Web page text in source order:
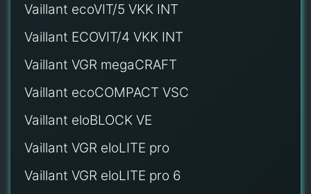
Vaillant ecoVIT/5 VKK INT
Vaillant ECOVIT/4 VKK INT
Vaillant VGR megaCRAFT
Vaillant ecoCOMPACT VSC
Vaillant eloBLOCK VE
Vaillant VGR eloLITE pro
Vaillant VGR eloLITE pro 6